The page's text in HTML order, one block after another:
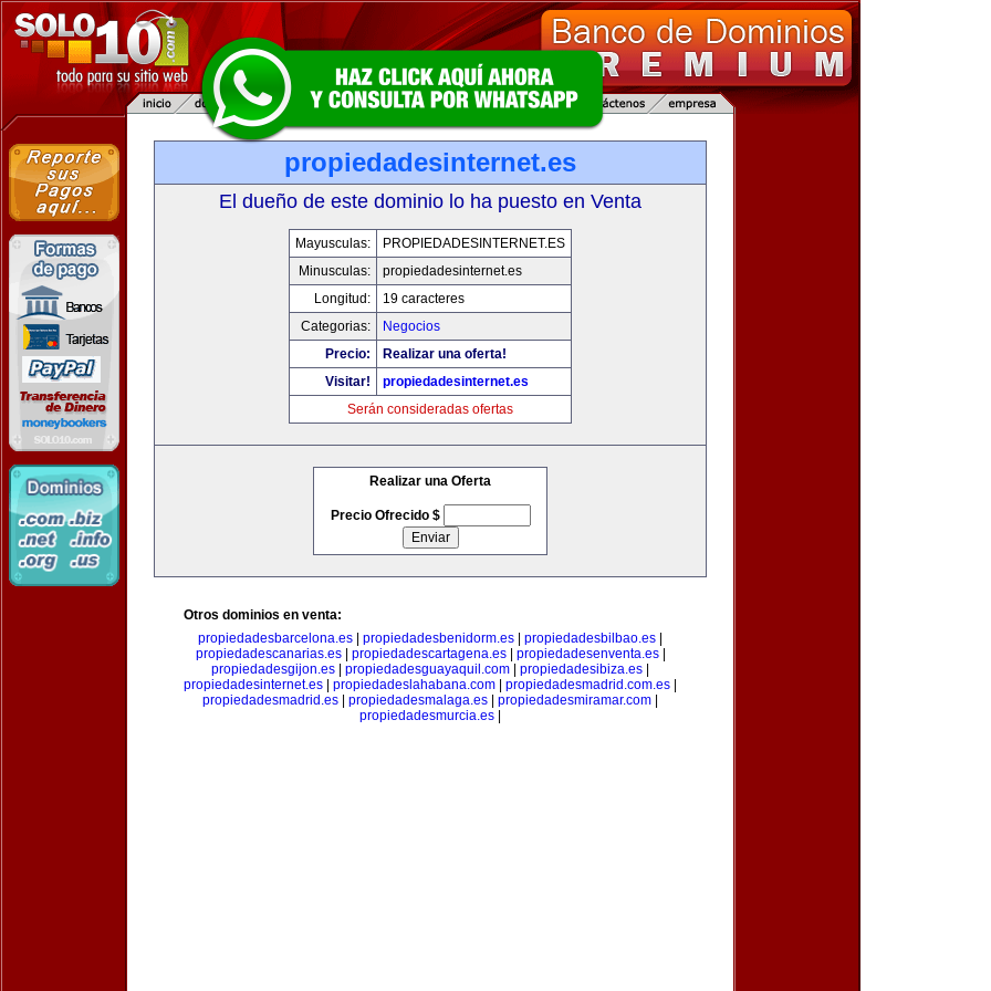
propiedadesinternet.es
El dueño de este dominio lo ha puesto en Venta
Mayusculas:
PROPIEDADESINTERNET.ES
Minusculas:
propiedadesinternet.es
Longitud:
19 caracteres
Categorias:
Negocios
Precio:
Realizar una oferta!
Visitar!
propiedadesinternet.es
Serán consideradas ofertas
Realizar una Oferta
Precio Ofrecido $
Otros dominios en venta:
propiedadesbarcelona.es
propiedadesbenidorm.es propiedadesbilbao.es
propiedadescanarias.es| propiedadescartagena.es| propiedadesenventa.es|
propiedadesgijon.es
propiedadesguayaquil.com propiedadesibiza.es
propiedadesinternet.es
propiedadeslahabana.com propiedadesmadrid.com.es
propiedadesmadrid.es
propiedadesmalaga.es propiedadesmiramar.com
propiedadesmurcia.es